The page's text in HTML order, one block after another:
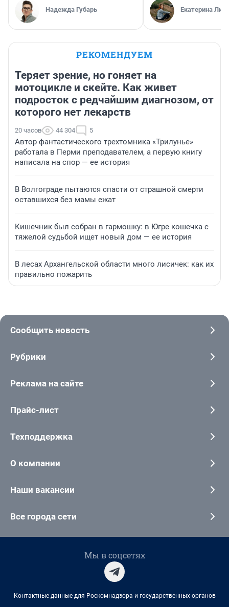
Надежда Губарь Екатерина
РЕКОМЕНДУЕМ
Теряет зрение, но гоняет на
мотоцикле и скейте. Как живет
подросток с редчайшим диагнозом, от
которого нет лекарств
20 часов 44 304 5
Автор фантастического трехтомника «Трилунье»
работала в Перми преподавателем, а первую книгу
написала на спор — ее история
В Волгограде пытаются спасти от страшной смерти
оставшихся без мамы ежат
Кишечник был собран в гармошку: в Югре кошечка с
тяжелой судьбой ищет новый дом — ее история
В лесах Архангельской области много лисичек: как их
правильно пожарить
Сообщить новость
Рубрики
Реклама на сайте
Прайс-лист
Техподдержка
О компании
Наши вакансии
Все города сети
Мы в соцсетях
Контактные данные для Роскомнадзора и государственных органов